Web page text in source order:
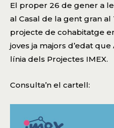
El proper 26 de gener a
al Casal de la gent gran
projecte de cohabitatge
joves ja majors d’edat
línia dels Projectes IMEX.
Consulta’n el cartell: